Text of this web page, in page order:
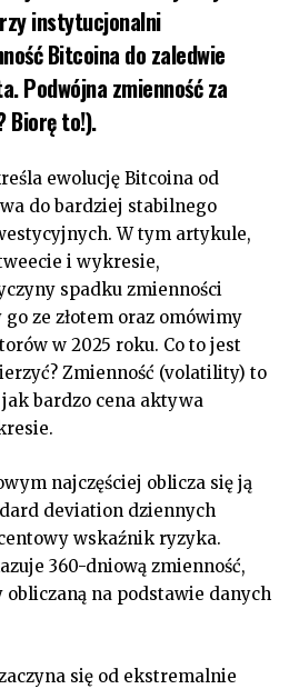
instytucjonalni
Bitcoina do zaledwie
Podwójna zmienność za
Biorę to!).
ewolucję Bitcoina od
do bardziej stabilnego
W tym artykule,
i wykresie,
spadku zmienności
ze złotem oraz omówimy
w 2025 roku. Co to jest
Zmienność (volatility) to
bardzo cena aktywa
najczęściej oblicza się ją
deviation dziennych
wskaźnik ryzyka.
360-dniową zmienność,
na podstawie danych
się od ekstremalnie